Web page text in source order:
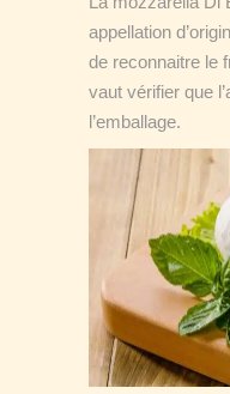
appellation
de reconnaitre le
vaut vérifier que
l’emballage.